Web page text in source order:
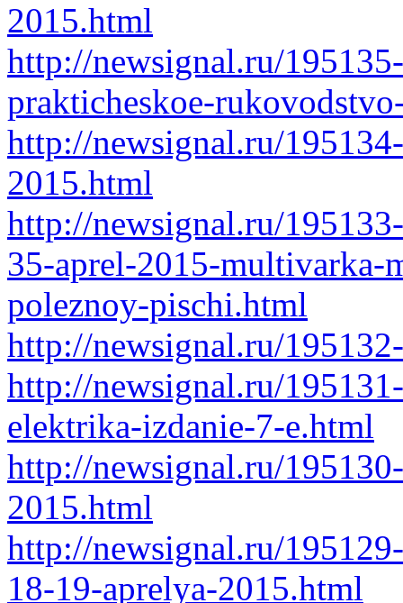
2015.html
http://newsignal.ru/
prakticheskoe-
http://newsignal.ru/
2015.html
http://newsignal.ru/
35-aprel-2015-multivarka-
poleznoy-pischi.html
http://newsignal.ru/
http://newsignal.ru/
elektrika-izdanie-7-e.html
http://newsignal.ru/
2015.html
http://newsignal.ru/
18-19-aprelya-2015.html